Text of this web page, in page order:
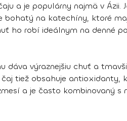
a je populárny najmä v
bohatý na katechíny, ktoré
ho robí ideálnym na denné
dáva výraznejšiu chuť a
čaj tiež obsahuje
a je často kombinovaný s